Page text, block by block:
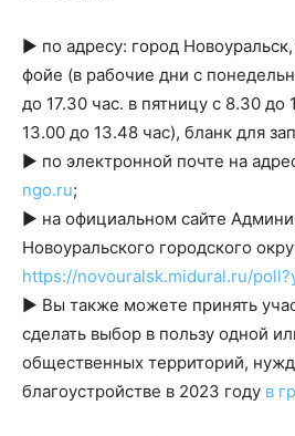
► по адресу: город
фойе (в рабочие дни с
до 17.30 час. в пятницу с 8.30 до
13.00 до 13.48 час), бланк для
► по электронной почте на
ngo.ru;
► на официальном сайте
Новоуральского городского
https://novouralsk.midural.ru/
► Вы также можете принять
сделать выбор в пользу одной
общественных территорий,
благоустройстве в 2023 году в